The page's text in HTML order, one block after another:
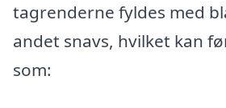
tagrenderne fyldes med
andet snavs, hvilket kan
som: